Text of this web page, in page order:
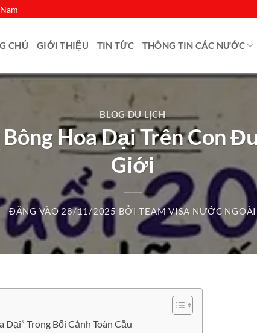
CHỦ GIỚI THIỆU TIN TỨC THÔNG TIN CÁC NƯỚC
BLOG DU LỊCH
Hoa Dại Trên Con
Giới
ĐĂNG VÀO 28/11/2025 BỞITEAM VISA NƯỚC NGOÀI
Trong Bối Cảnh Toàn Cầu